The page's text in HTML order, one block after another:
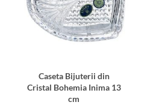
Caseta Bijuterii din
Cristal Bohemia Inima 13
cm